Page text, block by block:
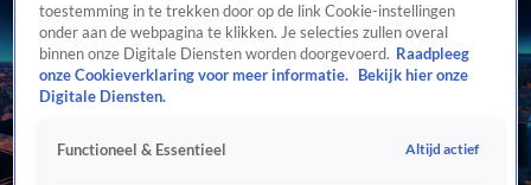
toestemming in te trekken door op de link Cookie-instellingen
onder aan de webpagina te klikken. Je selecties zullen overal
binnen onze Digitale Diensten worden doorgevoerd. Raadpleeg
onze Cookieverklaring voor meer informatie.
Bekijk hier onze
Digitale Diensten.
Functioneel & Essentieel Altijd actief